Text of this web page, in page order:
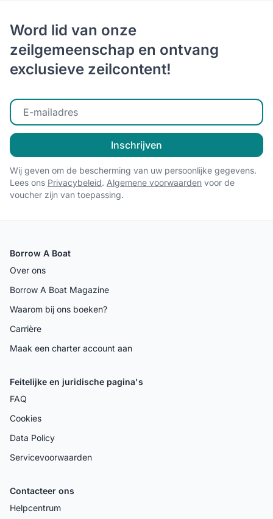
Word lid van onze
zeilgemeenschap en ontvang
exclusieve zeilcontent!
Voer uw e-mailadres in
Inschrijven
Wij geven om de bescherming van uw persoonlijke gegevens.
Lees ons Privacybeleid. Algemene voorwaarden voor de
voucher zijn van toepassing.
Borrow A Boat
Over ons
Borrow A Boat Magazine
Waarom bij ons boeken?
Carrière
Maak een charter account aan
Feitelijke en juridische pagina's
FAQ
Cookies
Data Policy
Servicevoorwaarden
Contacteer ons
Helpcentrum